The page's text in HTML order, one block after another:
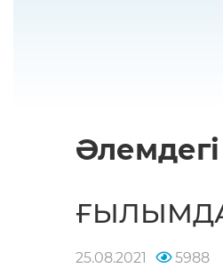
25.08.2021 5988